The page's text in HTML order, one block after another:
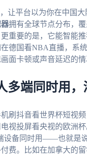
让平台以为你在中国
拥有全球节点分布，
重要的是，它能智能
德国看NBA直播，系
面卡顿或声音延迟的情
端同时用，
刷抖音看世界杯短视
视投屏看央视的欧洲杯
设备同时用——也就是
费。比如在加拿大的